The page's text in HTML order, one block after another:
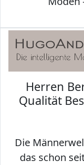
Herren
Qualität
Die
das schon